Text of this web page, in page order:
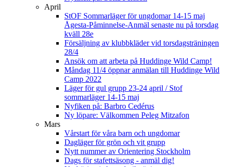
April
StOF Sommarläger för ungdomar 14-15 maj
Ågesta-Påminnelse-Anmäl senaste nu på torsdag
kväll 28e
Försäljning av klubbkläder vid torsdagsträningen
28/4
Ansök om att arbeta på Huddinge Wild Camp!
Måndag 11/4 öppnar anmälan till Huddinge Wild
Camp 2022
Läger för gul grupp 23-24 april / Stof
sommarläger 14-15 maj
Nyfiken på: Barbro Cedérus
Ny löpare: Välkommen Peleg Mitzafon
Mars
Vårstart för våra barn och ungdomar
Dagläger för grön och vit grupp
Nytt nummer av Orientering Stockholm
Dags för stafettsäsong - anmäl dig!